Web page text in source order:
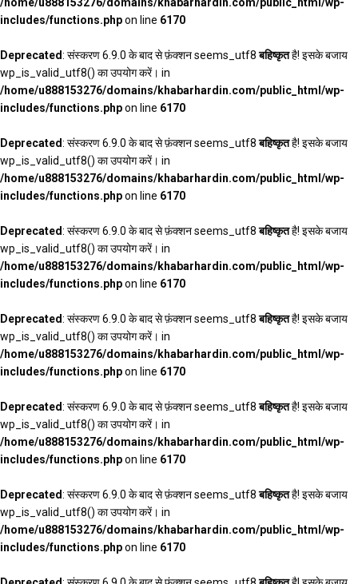
includes/functions.phpon line 6170
Deprecated: संस्करण 6.9.0 के बाद से फ़ंक्शन seems_utf8बहिष्कृतहै! इसके बजाय
wp_is_valid_utf8() का उपयोग करें। in
/home/u888153276/domains/khabarhardin.com/public_html/wp-
includes/functions.phpon line 6170
Deprecated: संस्करण 6.9.0 के बाद से फ़ंक्शन seems_utf8बहिष्कृतहै! इसके बजाय
wp_is_valid_utf8() का उपयोग करें। in
/home/u888153276/domains/khabarhardin.com/public_html/wp-
includes/functions.phpon line 6170
Deprecated: संस्करण 6.9.0 के बाद से फ़ंक्शन seems_utf8बहिष्कृतहै! इसके बजाय
wp_is_valid_utf8() का उपयोग करें। in
/home/u888153276/domains/khabarhardin.com/public_html/wp-
includes/functions.phpon line 6170
Deprecated: संस्करण 6.9.0 के बाद से फ़ंक्शन seems_utf8बहिष्कृतहै! इसके बजाय
wp_is_valid_utf8() का उपयोग करें। in
/home/u888153276/domains/khabarhardin.com/public_html/wp-
includes/functions.phpon line 6170
Deprecated: संस्करण 6.9.0 के बाद से फ़ंक्शन seems_utf8बहिष्कृतहै! इसके बजाय
wp_is_valid_utf8() का उपयोग करें। in
/home/u888153276/domains/khabarhardin.com/public_html/wp-
includes/functions.phpon line 6170
Deprecated: संस्करण 6.9.0 के बाद से फ़ंक्शन seems_utf8बहिष्कृतहै! इसके बजाय
wp_is_valid_utf8() का उपयोग करें। in
/home/u888153276/domains/khabarhardin.com/public_html/wp-
includes/functions.phpon line 6170